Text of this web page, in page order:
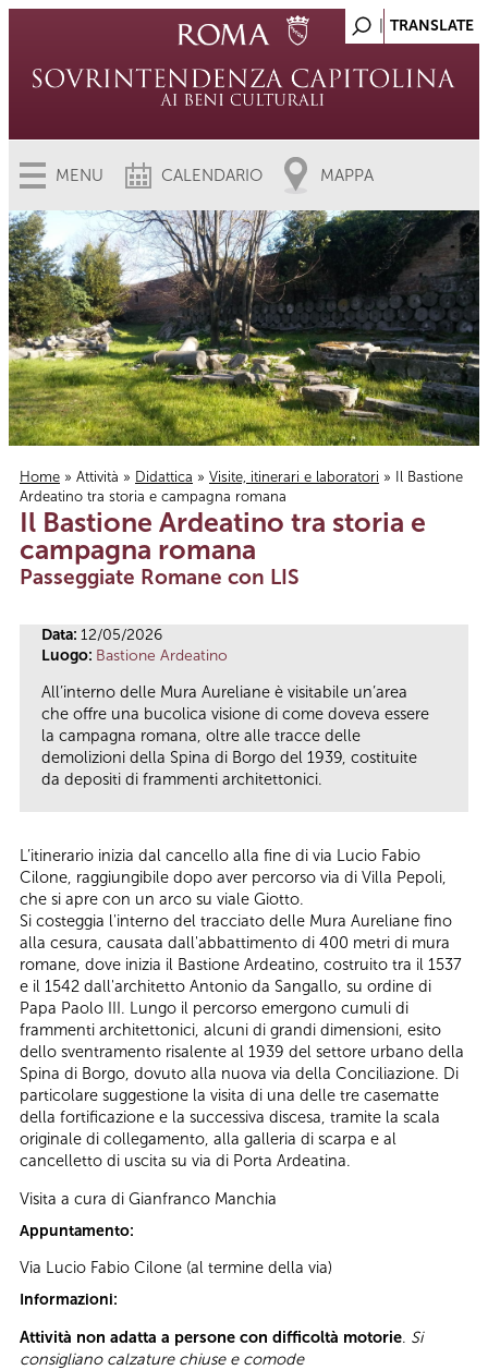
MENU CALENDARIO MAPPA
Tu sei qui
Home » Attività » Didattica » Visite, itinerari e laboratori » Il Bastione
Ardeatino tra storia e campagna romana
Il Bastione Ardeatino tra storia e
campagna romana
Passeggiate Romane con LIS
Data: 12/05/2026
Luogo: Bastione Ardeatino
All’interno delle Mura Aureliane è visitabile un’area
che offre una bucolica visione di come doveva essere
la campagna romana, oltre alle tracce delle
demolizioni della Spina di Borgo del 1939, costituite
da depositi di frammenti architettonici.
L’itinerario inizia dal cancello alla fine di via Lucio Fabio
Cilone, raggiungibile dopo aver percorso via di Villa Pepoli,
che si apre con un arco su viale Giotto.
Si costeggia l'interno del tracciato delle Mura Aureliane fino
alla cesura, causata dall'abbattimento di 400 metri di mura
romane, dove inizia il Bastione Ardeatino, costruito tra il 1537
e il 1542 dall'architetto Antonio da Sangallo, su ordine di
Papa Paolo III. Lungo il percorso emergono cumuli di
frammenti architettonici, alcuni di grandi dimensioni, esito
dello sventramento risalente al 1939 del settore urbano della
Spina di Borgo, dovuto alla nuova via della Conciliazione. Di
particolare suggestione la visita di una delle tre casematte
della fortificazione e la successiva discesa, tramite la scala
originale di collegamento, alla galleria di scarpa e al
cancelletto di uscita su via di Porta Ardeatina.
Visita a cura di Gianfranco Manchia
Appuntamento:
Via Lucio Fabio Cilone (al termine della via)
Informazioni:
Attività non adatta a persone con difficoltà motorie. Si
consigliano calzature chiuse e comode